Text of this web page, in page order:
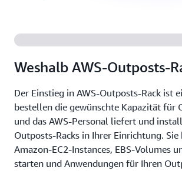
Weshalb AWS-Outposts-
Der Einstieg in AWS-Outposts-Rack ist
bestellen die gewünschte Kapazität für
und das AWS-Personal liefert und
Outposts-Racks in Ihrer Einrichtung. Sie
Amazon-EC2-Instances, EBS-Volumes
starten und Anwendungen für Ihren